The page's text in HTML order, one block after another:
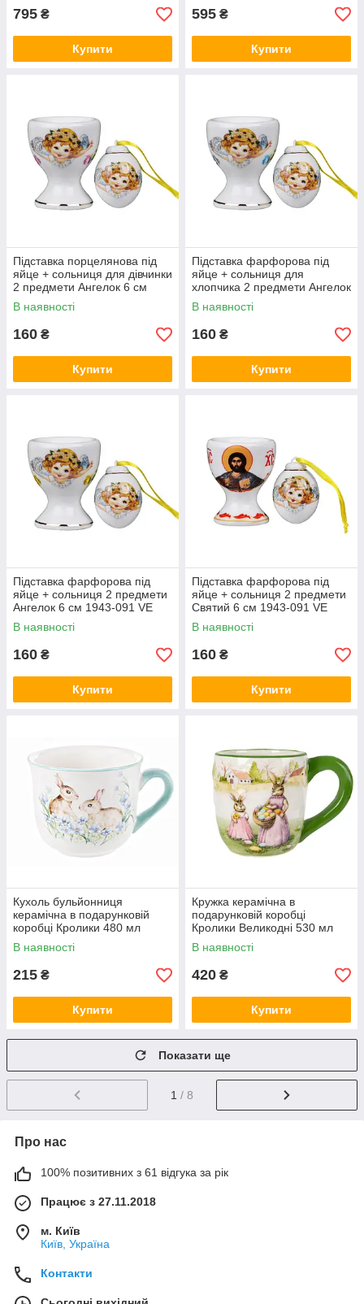
795 ₴
Купити
595 ₴
Купити
Підставка порцелянова під
яйце + сольниця для дівчинки
2 предмети Ангелок 6 см
1943-090 VE
В наявності
160 ₴
Купити
Підставка фарфорова під
яйце + сольниця для
хлопчика 2 предмети Ангелок
6 см 1943-092 VE
В наявності
160 ₴
Купити
Підставка фарфорова під
яйце + сольниця 2 предмети
Ангелок 6 см 1943-091 VE
В наявності
160 ₴
Купити
Підставка фарфорова під
яйце + сольниця 2 предмети
Святий 6 см 1943-091 VE
В наявності
160 ₴
Купити
Кухоль бульйонниця
керамічна в подарунковій
коробці Кролики 480 мл
1858-0105 VE
В наявності
215 ₴
Купити
Кружка керамічна в
подарунковій коробці
Кролики Великодні 530 мл
1948-032 VE
В наявності
420 ₴
Купити
Показати ще
1 / 8
Про нас
100% позитивних з 61 відгука за рік
Працює з 27.11.2018
м. Київ
Київ, Україна
Контакти